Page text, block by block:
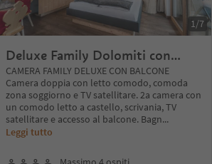
Deluxe Family Dolomiti con
balcone
CAMERA FAMILY DELUXE CON BALCONE
Camera doppia con letto comodo, comoda
zona soggiorno e TV satellitare. 2a camera con
un comodo letto a castello, scrivania, TV
satellitare e accesso al balcone. Bagn...
Leggi tutto
1/7